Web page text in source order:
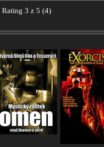
Rating 3 z 5 (4)